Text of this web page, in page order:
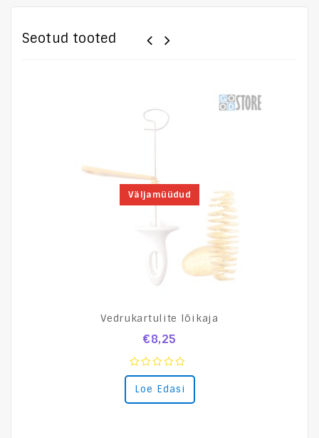
Seotud tooted
Väljamüüdud
Vedrukartulite lõikaja
€8,25
0
out
of
Loe Edasi